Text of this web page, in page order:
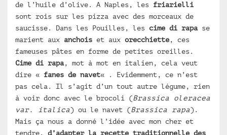
de l’huile d’olive. A Naples, les friarielli
sont rois sur les pizza avec des morceaux de
saucisse. Dans les Pouilles, les cime di rapase
marient aux anchois et aux orecchiette, ces
fameuses pâtes en forme de petites oreilles.
Cime di rapa, mot à mot en italien, cela veut
dire « fanes de navet« . Evidemment, ce n’est
pas cela. Il s’agit d’un tout autre légume, rien
à voir donc avec le brocoli (Brassica oleracea
var. italica) ou le navet (Brassica rapa).
Mais ça nous a donné l’idée avec mon cher et
tendre, d’adapter la recette traditionnelle des